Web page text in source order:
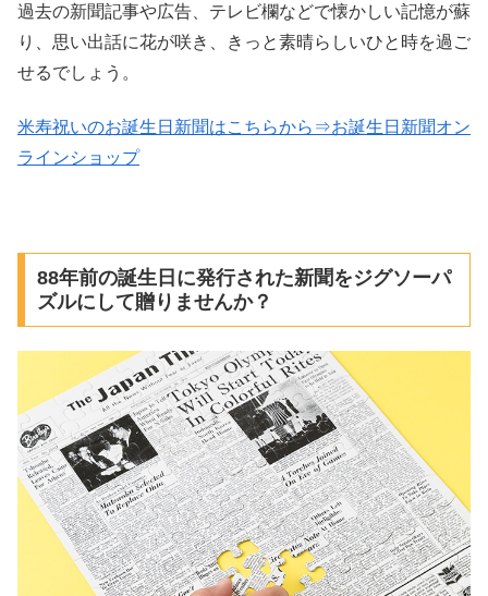
過去の新聞記事や広告、テレビ欄などで懐かしい記憶が蘇
り、思い出話に花が咲き、きっと素晴らしいひと時を過ご
せるでしょう。
米寿祝いのお誕生日新聞はこちらから⇒お誕生日新聞オン
ラインショップ
88年前の誕生日に発行された新聞をジグソーパ
ズルにして贈りませんか？